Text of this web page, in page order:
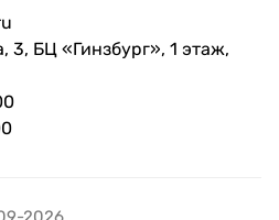
3, БЦ «Гинзбург», 1 этаж,